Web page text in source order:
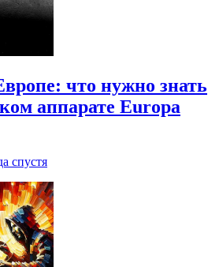
что нужно знать
аппарате Europa
спустя